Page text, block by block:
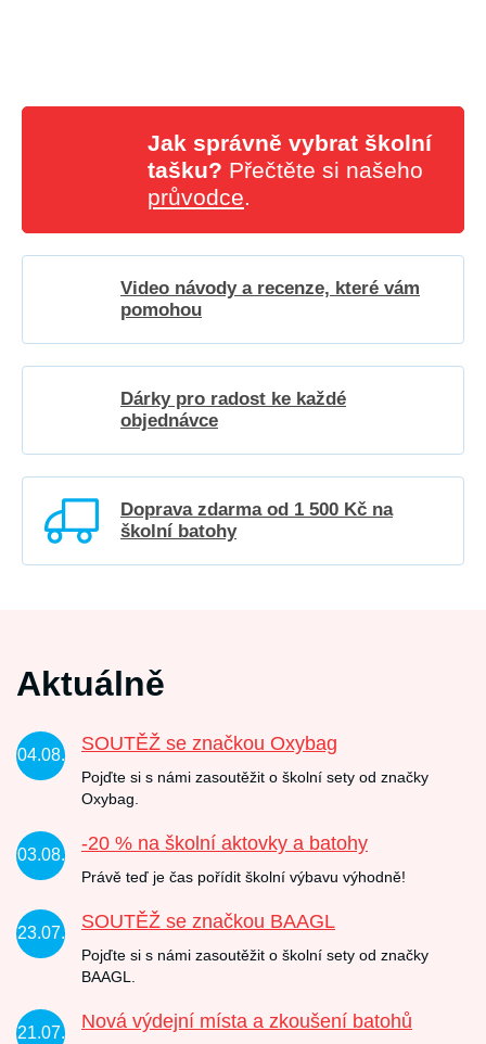
Jak správně vybrat školní
tašku? Přečtěte si našeho
průvodce.
Video návody a recenze, které vám
pomohou
Dárky pro radost ke každé
objednávce
Doprava zdarma od 1 500 Kč na
školní batohy
Aktuálně
04.08.
SOUTĚŽ se značkou Oxybag
Pojďte si s námi zasoutěžit o školní sety od značky
Oxybag.
03.08.
-20 % na školní aktovky a batohy
Právě teď je čas pořídit školní výbavu výhodně!
23.07.
SOUTĚŽ se značkou BAAGL
Pojďte si s námi zasoutěžit o školní sety od značky
BAAGL.
21.07.
Nová výdejní místa a zkoušení batohů